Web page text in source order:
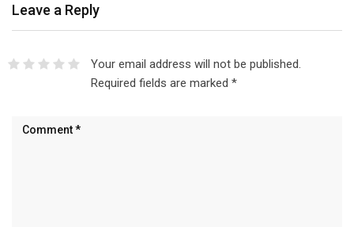
Leave a Reply
Your email address will not be published.
Required fields are marked *